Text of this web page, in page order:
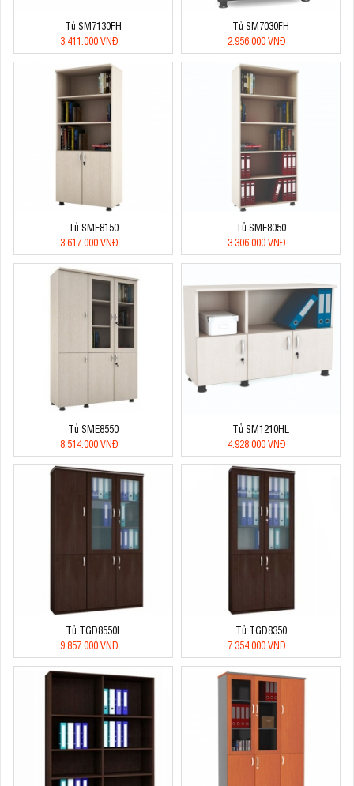
Tủ SM7130FH
3.411.000 VNĐ
Tủ SM7030FH
2.956.000 VNĐ
Tủ SME8150
3.617.000 VNĐ
Tủ SME8050
3.306.000 VNĐ
Tủ SME8550
8.514.000 VNĐ
Tủ SM1210HL
4.928.000 VNĐ
Tủ TGD8550L
9.857.000 VNĐ
Tủ TGD8350
7.354.000 VNĐ